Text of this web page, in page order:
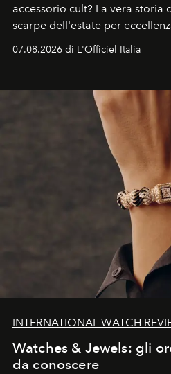
accessorio cult? La vera storia
scarpe dell'estate per
07.08.2026 di L'Officiel Italia
INTERNATIONAL WATCH
Watches & Jewels: gli
da conoscere